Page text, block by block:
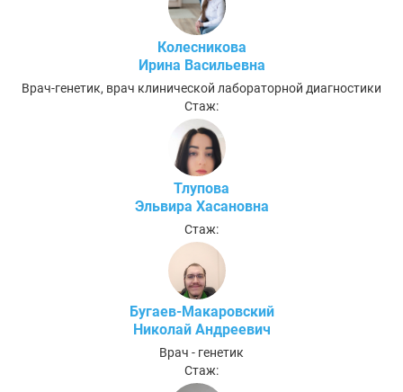
Колесникова
Ирина Васильевна
Врач-генетик, врач клинической лабораторной диагностики
Стаж:
Тлупова
Эльвира Хасановна
Стаж:
Бугаев-Макаровский
Николай Андреевич
Врач - генетик
Стаж: